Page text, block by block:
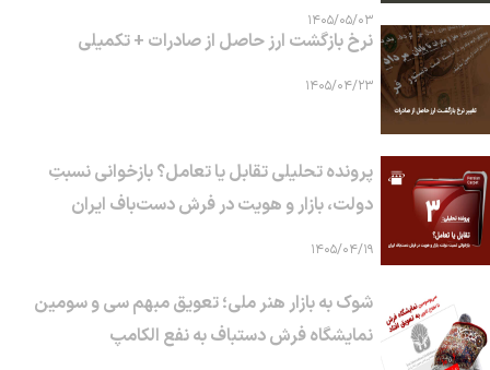
۱۴۰۵/۰۵/۰۳
نرخ بازگشت ارز حاصل از صادرات + تکمیلی
۱۴۰۵/۰۴/۲۳
پرونده تحلیلی تقابل یا تعامل؟ بازخوانی نسبتِ
دولت، بازار و هویت در فرش دست‌باف ایران
۱۴۰۵/۰۴/۱۹
شوک به بازار هنر ملی؛ تعویق مبهم سی و سومین
نمایشگاه فرش دستباف به نفع الکامپ